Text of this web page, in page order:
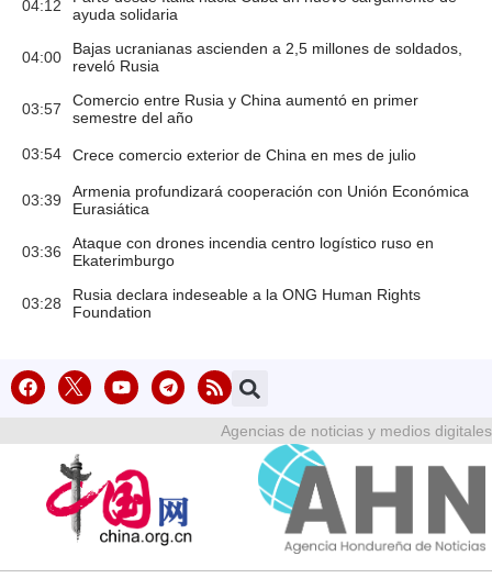
04:12
ayuda solidaria
04:00
Bajas ucranianas ascienden a 2,5 millones de soldados,
reveló Rusia
03:57
Comercio entre Rusia y China aumentó en primer
semestre del año
03:54 Crece comercio exterior de China en mes de julio
03:39
Armenia profundizará cooperación con Unión Económica
Eurasiática
03:36
Ataque con drones incendia centro logístico ruso en
Ekaterimburgo
03:28
Rusia declara indeseable a la ONG Human Rights
Foundation
Agencias de noticias y medios digitales